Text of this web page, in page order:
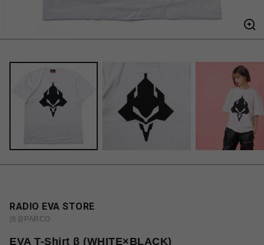
RADIO EVA STORE
渋谷PARCO
EVA T-Shirt β (WHITE×BLACK)